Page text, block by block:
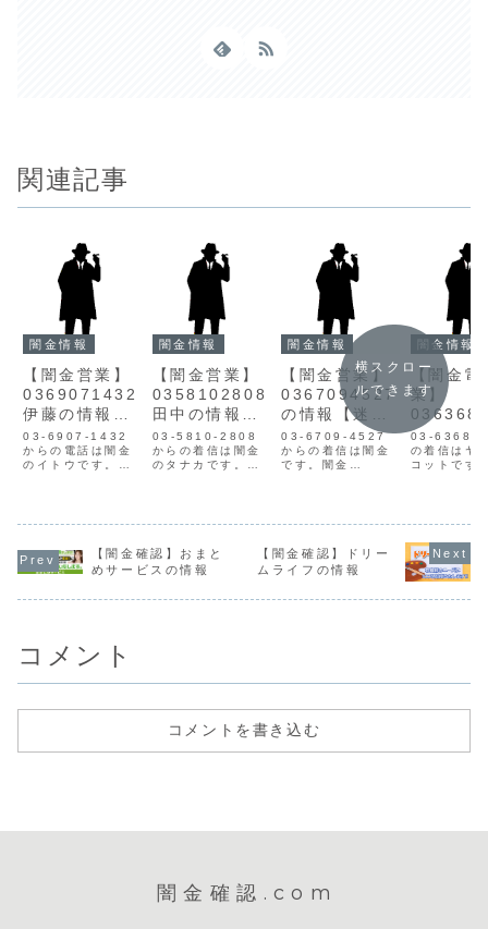
関連記事
闇金情報
【闇金営業】
0369071432
伊藤の情報
【迷惑電話】
03-6907-1432
からの電話は闇金
のイトウです。闇
融資の営業をかけ
登録もなく、信用
情報がありませ
ん。取り立て時は
闇金情報
【闇金営業】
0358102808
田中の情報
【迷惑電話】
03-5810-2808
からの着信は闇金
のタナカです。闇
きます。ヤミ金は
きます。例えば、
3万円借りたとし
ても手数料を引か
闇金情報
【闇金営業】
0367094527
の情報【迷惑
電話】
03-6709-4527
からの着信は闇金
です。闇金
まうと、個人情報
者に拡散します。
このように個人情
報を不正に入手
闇金情報
【闇金電
業】
スコット
の情報
03-6368-
の着信はヤ
コットです
います。闇
し、営業電
散します。
初はおとな
横スクロー
ルできます
【闇金確認】おまと
めサービスの情報
【闇金確認】ドリー
ムライフの情報
コメント
コメントを書き込む
闇金確認.com